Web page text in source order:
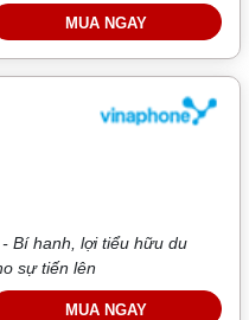
MUA NGAY
Bí hanh, lợi tiểu hữu du
sự tiến lên
MUA NGAY